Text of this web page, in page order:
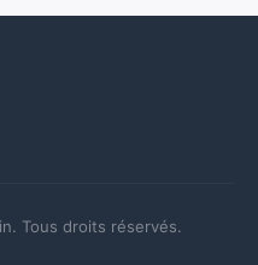
Tous droits réservés.